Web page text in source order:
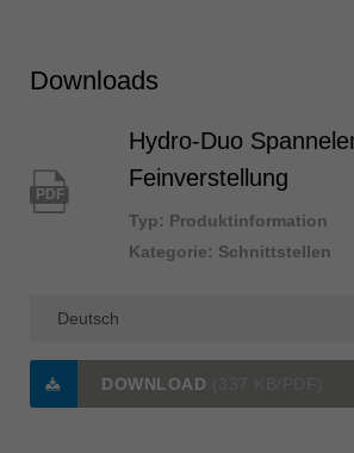
Downloads
PDF
Hydro-Duo
Feinverstellung
Typ: Produktinformation
Kategorie: Schnittstellen
DOWNLOAD